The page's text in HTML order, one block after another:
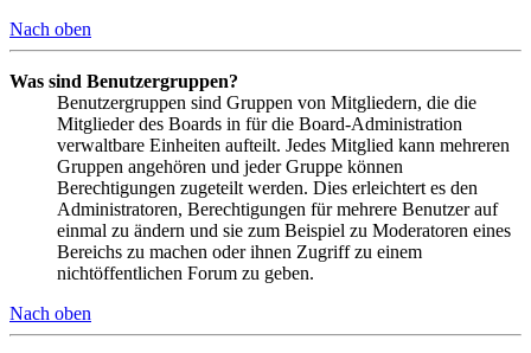
Nach oben
Was sind Benutzergruppen?
Benutzergruppen sind Gruppen von Mitgliedern, die die
Mitglieder des Boards in für die Board-Administration
verwaltbare Einheiten aufteilt. Jedes Mitglied kann mehreren
Gruppen angehören und jeder Gruppe können
Berechtigungen zugeteilt werden. Dies erleichtert es den
Administratoren, Berechtigungen für mehrere Benutzer auf
einmal zu ändern und sie zum Beispiel zu Moderatoren eines
Bereichs zu machen oder ihnen Zugriff zu einem
nichtöffentlichen Forum zu geben.
Nach oben